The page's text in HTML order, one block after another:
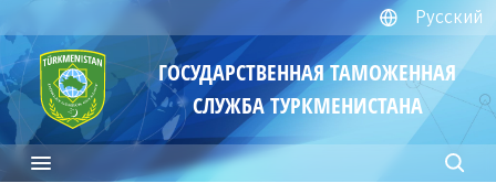
Русский
ГОСУДАРСТВЕННАЯ ТАМОЖЕННАЯ
СЛУЖБА ТУРКМЕНИСТАНА